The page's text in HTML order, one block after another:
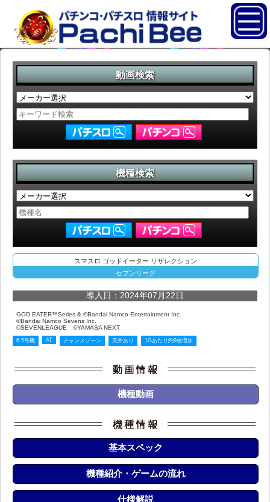
動画検索
機種検索
スマスロ ゴッドイーター リザレクション
セブンリーグ
導入日：2024年07月22日
GOD EATER™Series & ©Bandai Namco Entertainment Inc.
©Bandai Namco Sevens Inc.
©SEVENLEAGUE ©YAMASA NEXT
6.5号機 AT チャンスゾーン 天井あり 1Gあたり約9枚増加
機種動画
基本スペック
機種紹介・ゲームの流れ
仕様解説